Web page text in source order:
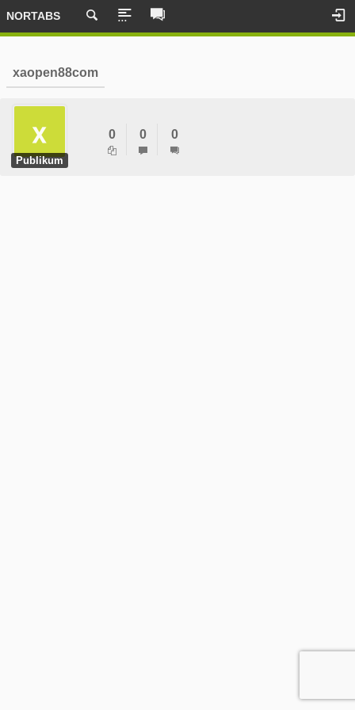
NORTABS
xaopen88com
Publikum
0 0 0